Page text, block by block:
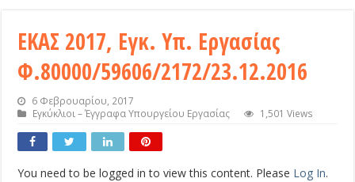
ΕΚΑΣ 2017, Εγκ. Υπ. Εργασίας
Φ.80000/59606/2172/23.12.2016
6 Φεβρουαρίου, 2017
Εγκύκλιοι – Έγγραφα Υπουργείου Εργασίας
1,501 Views
You need to be logged in to view this content. Please Log In.